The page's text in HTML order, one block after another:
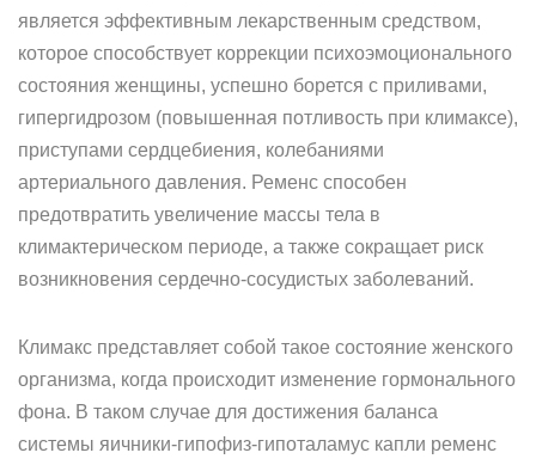
является эффективным лекарственным средством,
которое способствует коррекции психоэмоционального
состояния женщины, успешно борется с приливами,
гипергидрозом (повышенная потливость при климаксе),
приступами сердцебиения, колебаниями
артериального давления. Ременс способен
предотвратить увеличение массы тела в
климактерическом периоде, а также сокращает риск
возникновения сердечно-сосудистых заболеваний.
Климакс представляет собой такое состояние женского
организма, когда происходит изменение гормонального
фона. В таком случае для достижения баланса
системы яичники-гипофиз-гипоталамус капли ременс